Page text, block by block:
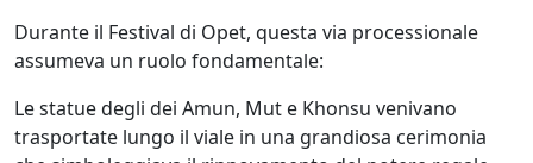
Durante il Festival di Opet, questa via processionale
assumeva un ruolo fondamentale:
Le statue degli dei Amun, Mut e Khonsu venivano
trasportate lungo il viale in una grandiosa cerimonia